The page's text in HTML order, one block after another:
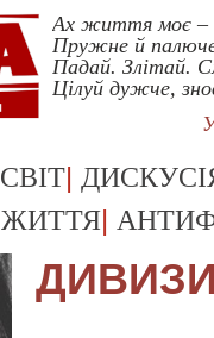
Ах життя моє –
Пружне й
Падай. Злітай.
Цілуй дужче,
СВІТ|
ЖИТТЯ|